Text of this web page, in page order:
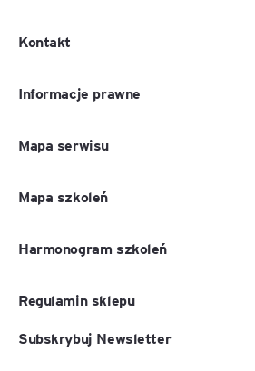
Kontakt
Informacje prawne
Mapa serwisu
Mapa szkoleń
Harmonogram szkoleń
Regulamin sklepu
Subskrybuj Newsletter